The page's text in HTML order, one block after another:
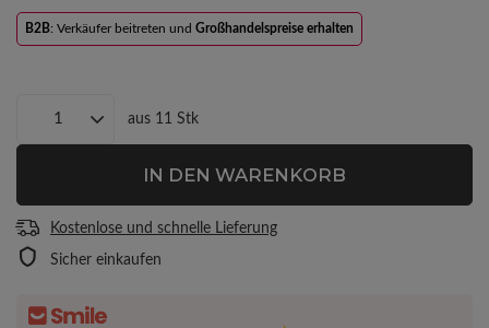
B2B: Verkäufer beitreten und Großhandelspreise erhalten
aus 11 Stk
IN DEN WARENKORB
Kostenlose und schnelle Lieferung
Sicher einkaufen